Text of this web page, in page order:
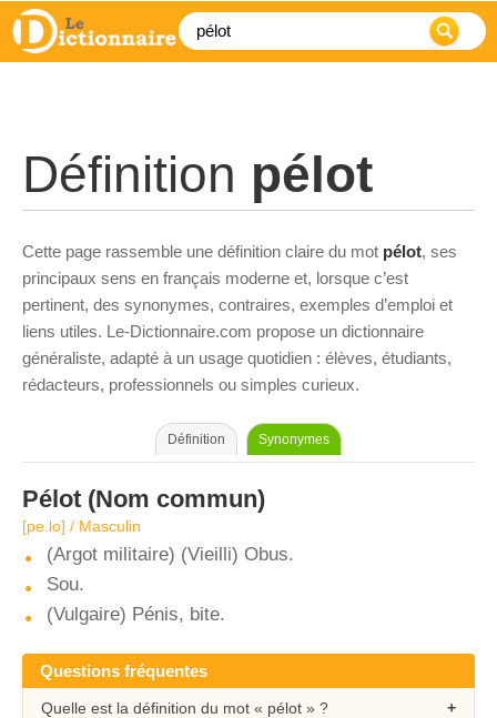
Définition pélot
Cette page rassemble une définition claire du mot pélot, ses
principaux sens en français moderne et, lorsque c’est
pertinent, des synonymes, contraires, exemples d’emploi et
liens utiles. Le-Dictionnaire.com propose un dictionnaire
généraliste, adapté à un usage quotidien : élèves, étudiants,
rédacteurs, professionnels ou simples curieux.
Définition Synonymes
Pélot (Nom commun)
[pe.lo] / Masculin
(Argot militaire) (Vieilli) Obus.
Sou.
(Vulgaire) Pénis, bite.
Questions fréquentes
Quelle est la définition du mot « pélot » ?